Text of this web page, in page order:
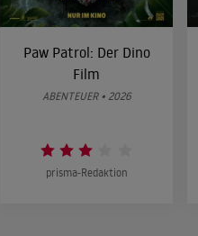
Paw Patrol: Der Dino
Film
ABENTEUER • 2026
prisma-Redaktion